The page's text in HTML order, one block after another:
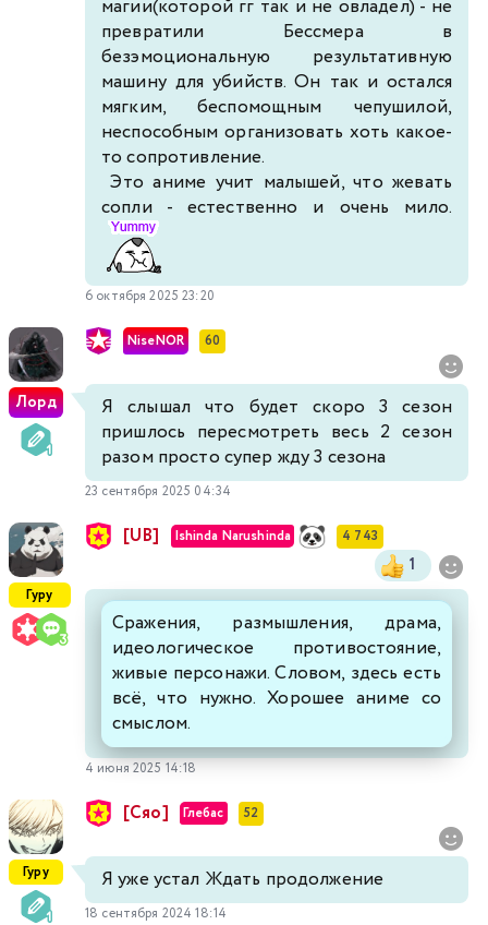
магии(которой гг так и не овладел) - не
превратили Бессмера в
безэмоциональную результативную
машину для убийств. Он так и остался
мягким, беспомощным чепушилой,
неспособным организовать хоть какое-
то сопротивление.
Это аниме учит малышей, что жевать
сопли - естественно и очень мило.
6 октября 2025 23:20
Лорд
NiseNOR 60
Я слышал что будет скоро 3 сезон
пришлось пересмотреть весь 2 сезон
разом просто супер жду 3 сезона
23 сентября 2025 04:34
Гуру
[UB] Ishinda Narushinda 4 743
1
Сражения, размышления, драма,
идеологическое противостояние,
живые персонажи. Словом, здесь есть
всё, что нужно. Хорошее аниме со
смыслом.
4 июня 2025 14:18
Гуру
[Сяо] Глебас 52
Я уже устал Ждать продолжение
18 сентября 2024 18:14